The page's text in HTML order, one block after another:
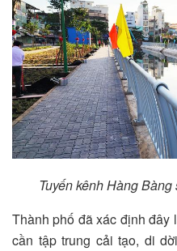
Tuyến kênh Hàng
Thành phố đã xác định đây
cần tập trung cải tạo, di